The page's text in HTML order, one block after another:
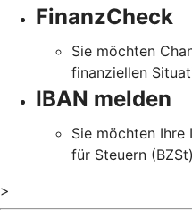
FinanzCheck
Sie möchten
finanziellen
IBAN melden
Sie möchten Ihre
für Steuern
>